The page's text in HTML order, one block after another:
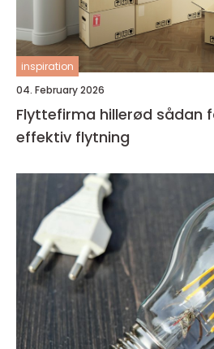
inspiration
04. February 2026
Flyttefirma hillerød sådan får du en tryg og
effektiv flytning